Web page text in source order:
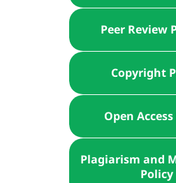
Peer Review
Copyright
Open
Plagiarism and
Policy